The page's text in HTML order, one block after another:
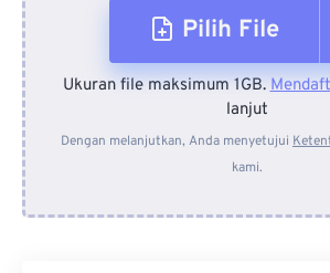
Pilih File
Dari Perangkat
Dari Dropbox
Ukuran file maksimum 1GB.
lanjut
Dengan melanjutkan, Anda menyetujui
kami.